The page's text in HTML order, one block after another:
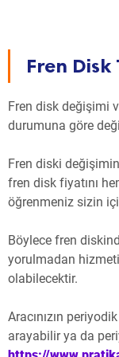
Fren Disk
Fren disk değişimi
durumuna göre
Fren diski
fren disk fiyatını
öğrenmeniz sizin
Böylece fren
yorulmadan hizmeti
olabilecektir.
Aracınızın
arayabilir ya da